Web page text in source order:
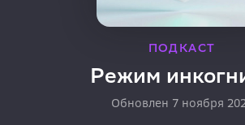
ПОДКАСТ
Режим
Обновлен 7 ноября